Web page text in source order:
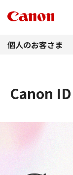
個人のお客さま
Canon ID